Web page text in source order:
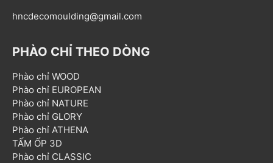
hncdecomoulding@gmail.com
PHÀO CHỈ THEO DÒNG
Phào chỉ WOOD
Phào chỉ EUROPEAN
Phào chỉ NATURE
Phào chỉ GLORY
Phào chỉ ATHENA
TẤM ỐP 3D
Phào chỉ CLASSIC